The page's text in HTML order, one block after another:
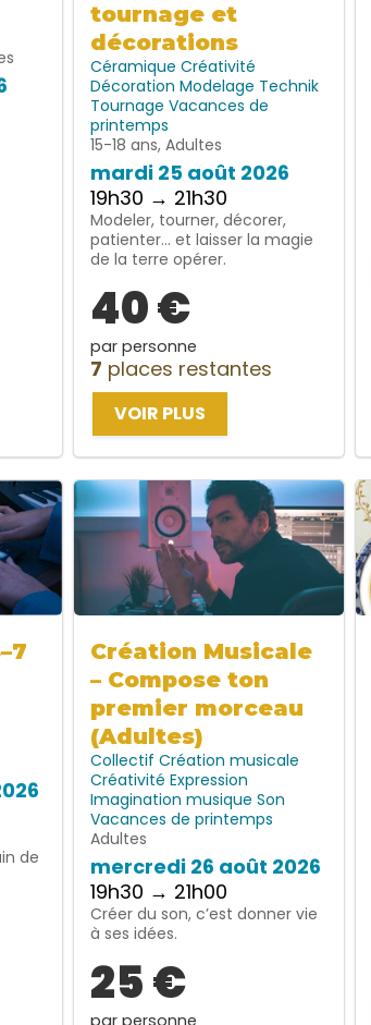
tournage et
décorations
Céramique Créativité
Décoration Modelage Technik
Tournage Vacances de
printemps
15-18 ans, Adultes
mardi 25 août 2026
19h30 → 21h30
Modeler, tourner, décorer,
patienter… et laisser la magie
de la terre opérer.
40 €
par personne
7 places restantes
VOIR PLUS
de
Création Musicale
– Compose ton
premier morceau
(Adultes)
Collectif Création musicale
Créativité Expression
Imagination musique Son
Vacances de printemps
Adultes
mercredi 26 août 2026
19h30 → 21h00
Créer du son, c’est donner vie
à ses idées.
25 €
par personne